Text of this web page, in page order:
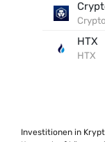
HTX
HTX
Investitionen in